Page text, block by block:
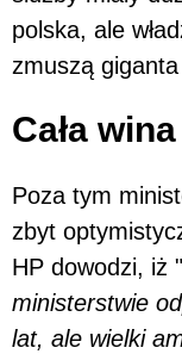
polska, ale
zmuszą giganta
Cała
Poza tym
zbyt
HP dowodzi, iż "
ministerstwie
lat, ale wielki